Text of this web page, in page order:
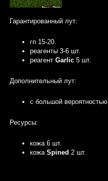
Гарантированный лут:
гп 15-20.
реагенты 3-6 шт.
реагент Garlic5 шт.
Дополнительный лут:
с большой вероятностью
Ресурсы:
кожа 6 шт.
кожа Spined 2 шт.